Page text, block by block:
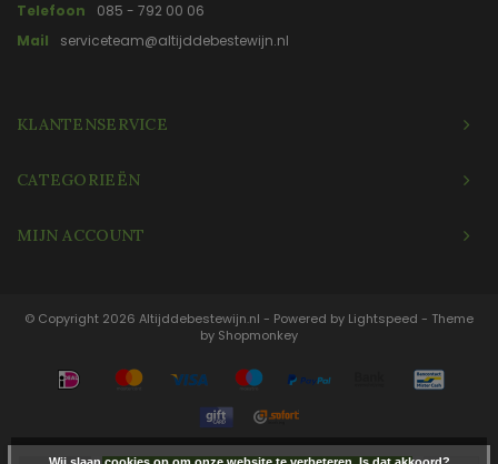
Telefoon
085 - 792 00 06
Mail
serviceteam@altijddebestewijn.nl
KLANTENSERVICE
CATEGORIEËN
MIJN ACCOUNT
© Copyright 2026 Altijddebestewijn.nl - Powered by Lightspeed - Theme
by Shopmonkey